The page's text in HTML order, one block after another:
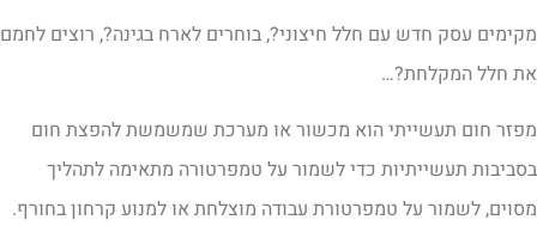
עסק חדש עם חלל חיצוני?, בוחרים לארח בגינה?, רוצים לחמם
חלל המקלחת?…
חום תעשייתי הוא מכשור או מערכת שמשמשת להפצת חום
תעשייתיות כדי לשמור על טמפרטורה מתאימה לתהליך
לשמור על טמפרטורת עבודה מוצלחת או למנוע קרחון בחורף.